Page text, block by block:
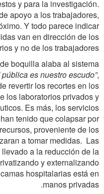
y para la investigación.
apoyo a los trabajadores,
Y todo parece indicar
van en dirección de los
y no de los trabajadores.
boquilla alaba al sistema
es nuestro escudo”,
revertir los recortes en los
los laboratorios privados y
Es más, los servicios
tenido que colapsar por
proveniente de los
a tomar medidas. Las
a la reducción de la
y externalizando
hospitalarias está en
manos privadas.